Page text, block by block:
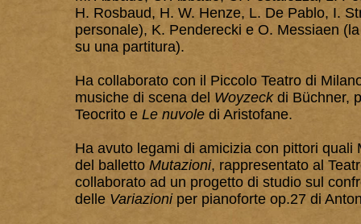
H. Rosbaud, H. W. Henze, L. De Pablo, I.
personale), K. Penderecki e O. Messiaen
su una partitura).
Ha collaborato con il Piccolo Teatro di
musiche di scena del Woyzeckdi Büchner,
Teocrito e Le nuvole di Aristofane.
Ha avuto legami di amicizia con pittori
del balletto Mutazioni, rappresentato al
collaborato ad un progetto di studio sul
delle Variazioniper pianoforte op.27 di